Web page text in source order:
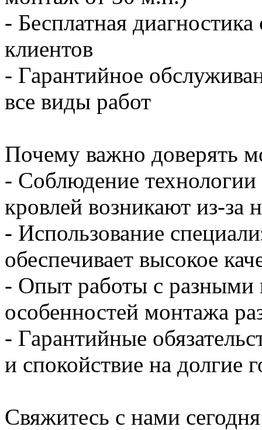
- Бесплатная
клиентов
- Гарантийное
все виды работ
Почему важно доверять
- Соблюдение
кровлей возникают из-за
- Использование
обеспечивает высокое
- Опыт работы с разными
особенностей монтажа
- Гарантийные
и спокойствие на долгие
Свяжитесь с нами